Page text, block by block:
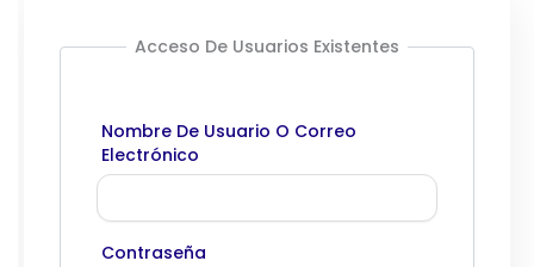
Acceso De Usuarios Existentes
Nombre De Usuario O Correo
Electrónico
Contraseña